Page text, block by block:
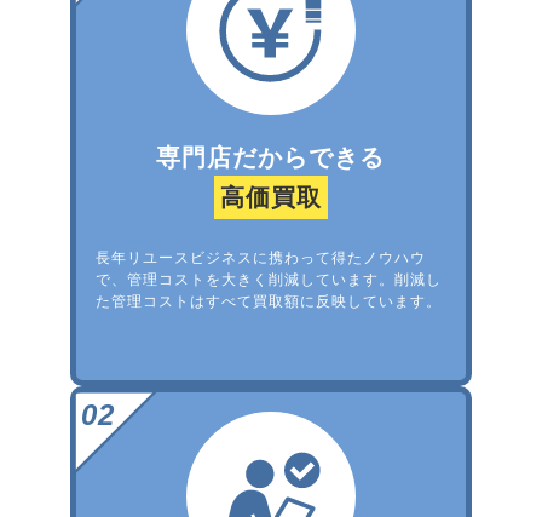
専門店だからできる
高価買取
長年リユースビジネスに携わって得たノウハウ
で、管理コストを大きく削減しています。削減し
た管理コストはすべて買取額に反映しています。